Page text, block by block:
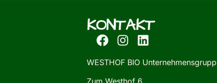
KONTAKT
WESTHOF BIO
Zum Westhof 6